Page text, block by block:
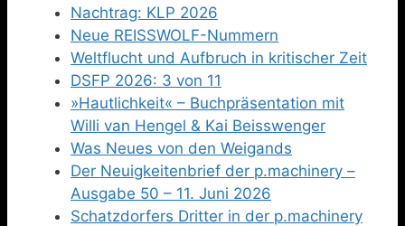
Nachtrag: KLP 2026
Neue REISSWOLF-Nummern
Weltflucht und Aufbruch in kritischer Zeit
DSFP 2026: 3 von 11
»Hautlichkeit« – Buchpräsentation mit
Willi van Hengel & Kai Beisswenger
Was Neues von den Weigands
Der Neuigkeitenbrief der p.machinery –
Ausgabe 50 – 11. Juni 2026
Schatzdorfers Dritter in der p.machinery